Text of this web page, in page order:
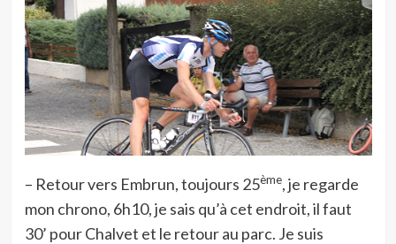
– Retour vers Embrun, toujours 25ème, je regarde
mon chrono, 6h10, je sais qu’à cet endroit, il faut
30’ pour Chalvet et le retour au parc. Je suis